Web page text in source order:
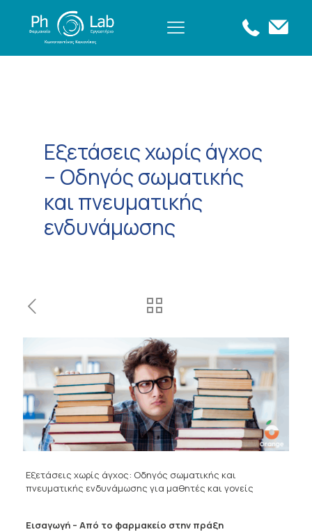
Εξετάσεις χωρίς άγχος
– Οδηγός σωματικής
και πνευματικής
ενδυνάμωσης
Εξετάσεις χωρίς άγχος: Οδηγός σωματικής και
πνευματικής ενδυνάμωσης για μαθητές και γονείς
Εισαγωγή – Από το φαρμακείο στην πράξη